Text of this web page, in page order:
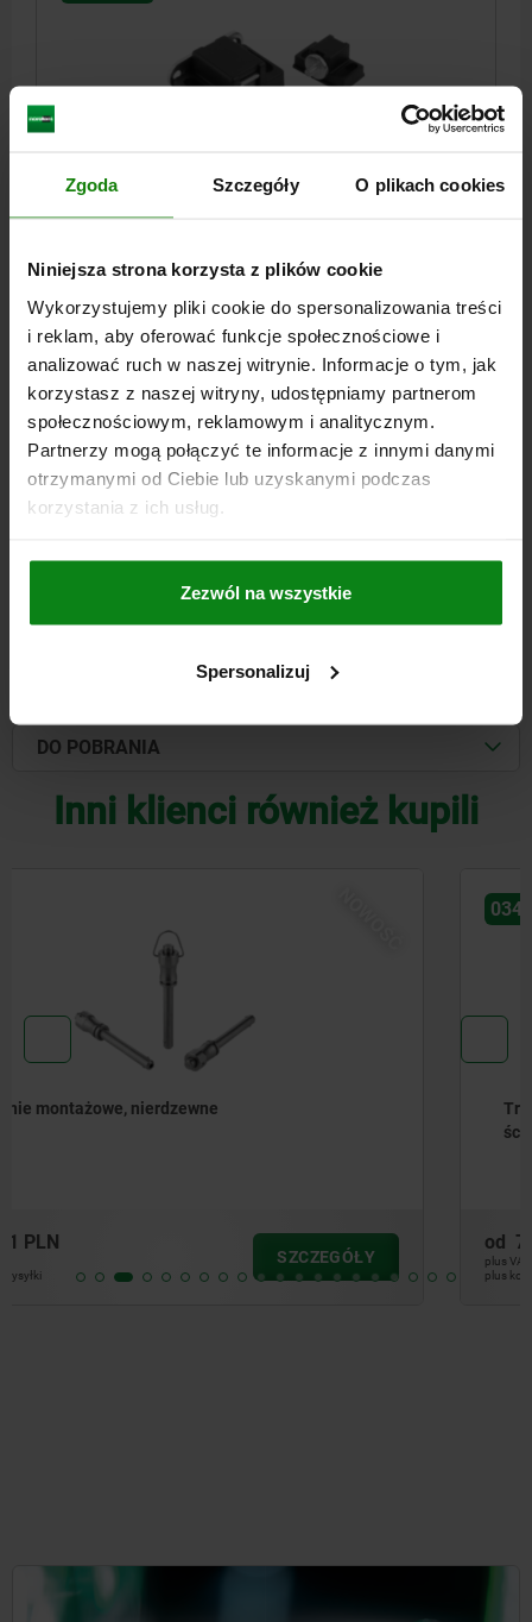
Zgoda Szczegóły O plikach cookies
Niniejsza strona korzysta z plików cookie
Wykorzystujemy pliki cookie do spersonalizowania treści
i reklam, aby oferować funkcje społecznościowe i
analizować ruch w naszej witrynie. Informacje o tym, jak
korzystasz z naszej witryny, udostępniamy partnerom
społecznościowym, reklamowym i analitycznym.
Partnerzy mogą połączyć te informacje z innymi danymi
otrzymanymi od Ciebie lub uzyskanymi podczas
korzystania z ich usług.
Zezwól na wszystkie
Spersonalizuj
ZAMKNIĘCIE MAGNETYCZNE, A=30, POLIAMID
ROZSTAW OTWORÓW=30
ELEMENT WSPÓŁPRACUJĄCY=ŚRUBA Z ŁBEM PŁASKIM M5X6
I PŁYTA MOCUJĄCA 14X41X2
A1=13,5 B=28 D=6,3 H=20 H1=10 L=40
L1=19
SIŁA TRZYMAJĄCA F1 N=20 SIŁA TRZYMAJĄCA F2 N=10
Nr zamówienia:03075-11-28402
33,50 PLN
plus VAT
plus koszty wysyłki
DO POBRANIA
Inni klienci również kupili
Trzpienie montażowe o dużej wytrzymałości na
plus koszty wysyłki
SZCZEGÓŁY